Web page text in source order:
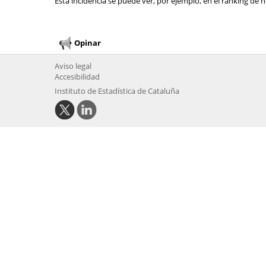
Opinar
Aviso legal
Accesibilidad
Instituto de Estadística de Cataluña